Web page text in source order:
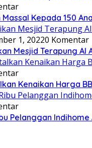
Massal Kepada 150
1, 20220 Komentar
Mesjid Terapung
Kenaikan Harga
Pelanggan